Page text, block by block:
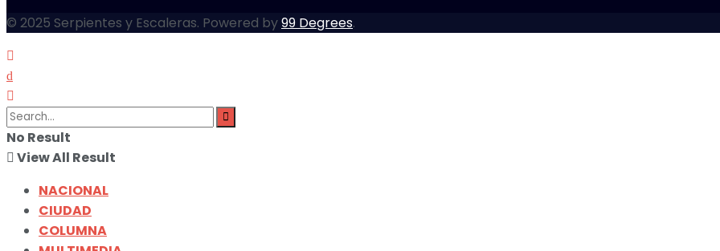
© 2025 Serpientes y Escaleras. Powered by99 Degrees.
No Result
View All Result
NACIONAL
CIUDAD
COLUMNA